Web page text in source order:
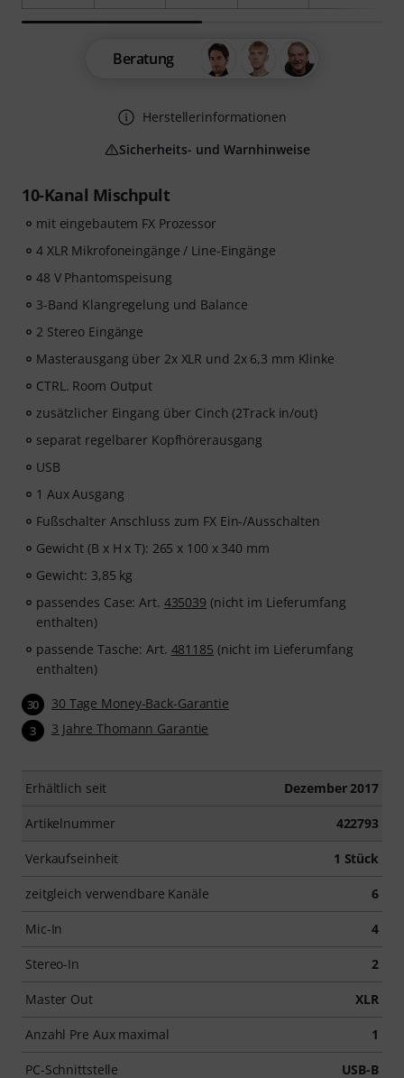
10-Kanal Mischpult
mit eingebautem FX Prozessor
4 XLR Mikrofoneingänge / Line-Eingänge
48 V Phantomspeisung
3-Band Klangregelung und Balance
2 Stereo Eingänge
Masterausgang über 2x XLR und 2x 6,3 mm Klinke
CTRL. Room Output
zusätzlicher Eingang über Cinch (2Track in/out)
separat regelbarer Kopfhörerausgang
USB
1 Aux Ausgang
Fußschalter Anschluss zum FX Ein-/Ausschalten
Gewicht (B x H x T): 265 x 100 x 340 mm
Gewicht: 3,85 kg
passendes Case: Art. 435039 (nicht im Lieferumfang
enthalten)
passende Tasche: Art. 481185 (nicht im Lieferumfang
enthalten)
30 30 Tage Money-Back-Garantie
3 3 Jahre Thomann Garantie
Erhältlich seit Dezember 2017
Artikelnummer 422793
Verkaufseinheit 1 Stück
zeitgleich verwendbare Kanäle 6
Mic-In 4
Stereo-In 2
Master Out XLR
Anzahl Pre Aux maximal 1
PC-Schnittstelle USB-B
Beratung
Herstellerinformationen
Sicherheits- und Warnhinweise